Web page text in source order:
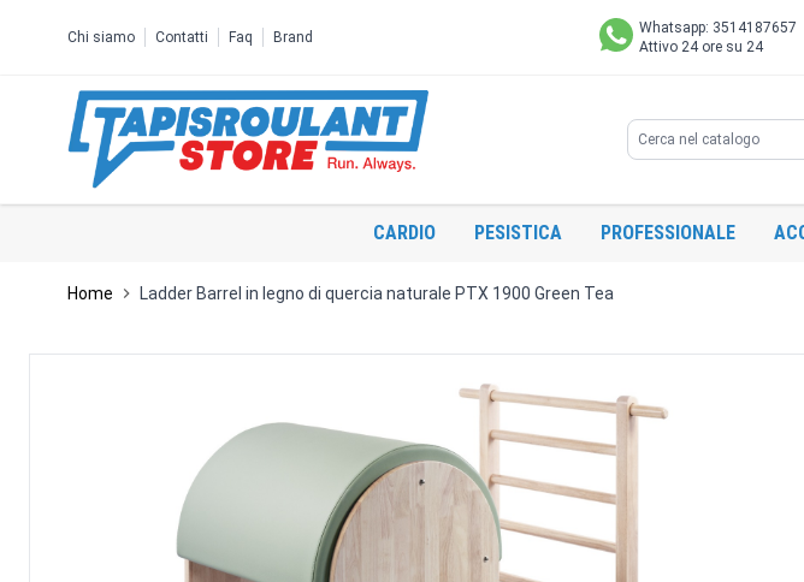
Chi siamo Contatti Faq Brand
Whatsapp: 3514187657
Attivo 24 ore su 24
CARDIO PESISTICA PROFESSIONALE
Home Ladder Barrel in legno di quercia naturale PTX 1900 Green Tea